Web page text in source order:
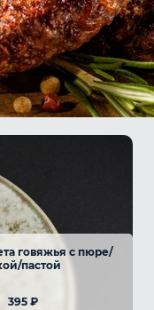
говяжья с пюре/
пастой
395 ₽